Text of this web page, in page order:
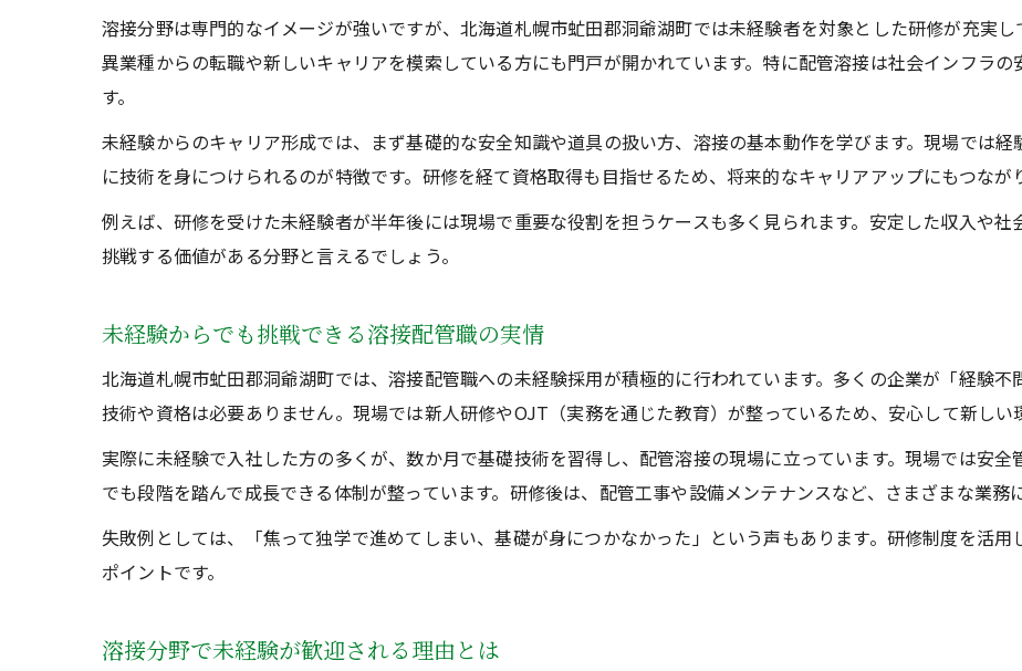
溶接分野は専門的なイメージが強いですが、北海道札幌市虻田郡洞爺湖町では未経験者を対象とした研修が充実し
異業種からの転職や新しいキャリアを模索している方にも門戸が開かれています。特に配管溶接は社会インフラ
す。
未経験からのキャリア形成では、まず基礎的な安全知識や道具の扱い方、溶接の基本動作を学びます。現場では
に技術を身につけられるのが特徴です。研修を経て資格取得も目指せるため、将来的なキャリアアップにもつなが
例えば、研修を受けた未経験者が半年後には現場で重要な役割を担うケースも多く見られます。安定した収入や
挑戦する価値がある分野と言えるでしょう。
未経験からでも挑戦できる溶接配管職の実情
北海道札幌市虻田郡洞爺湖町では、溶接配管職への未経験採用が積極的に行われています。多くの企業が「経験
技術や資格は必要ありません。現場では新人研修やOJT（実務を通じた教育）が整っているため、安心して新しい
実際に未経験で入社した方の多くが、数か月で基礎技術を習得し、配管溶接の現場に立っています。現場では安
でも段階を踏んで成長できる体制が整っています。研修後は、配管工事や設備メンテナンスなど、さまざまな業務
失敗例としては、「焦って独学で進めてしまい、基礎が身につかなかった」という声もあります。研修制度を活
ポイントです。
溶接分野で未経験が歓迎される理由とは